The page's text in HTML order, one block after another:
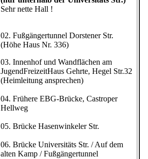
Sehr nette Hall !
02. Fußgängertunnel Dorstener Str.
(Höhe Haus Nr. 336)
03. Innenhof und Wandflächen am
JugendFreizeitHaus Gehrte, Hegel Str.32
(Heimleitung ansprechen)
04. Frühere EBG-Brücke, Castroper
Hellweg
05. Brücke Hasenwinkeler Str.
06. Brücke Universitäts Str. / Auf dem
alten Kamp / Fußgängertunnel